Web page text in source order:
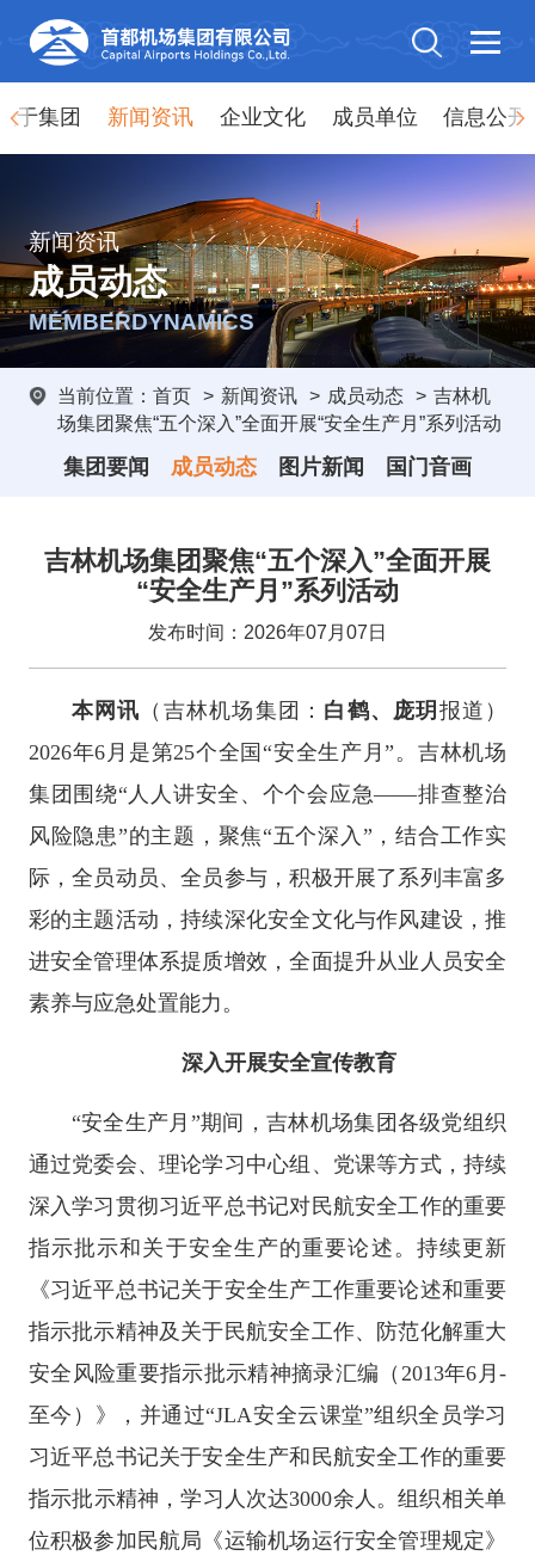
于集团 新闻资讯 企业文化 成员单位 信息公开
新闻资讯
成员动态
MEMBERDYNAMICS
当前位置： 首页 > 新闻资讯 > 成员动态 > 吉林机
场集团聚焦“五个深入”全面开展“安全生产月”系列活动
集团要闻 成员动态 图片新闻 国门音画
吉林机场集团聚焦“五个深入”全面开展
“安全生产月”系列活动
发布时间：2026年07月07日
本网讯 （吉林机场集团： 白鹤、庞玥 报道）
2026年6月是第25个全国“安全生产月”。吉林机场
集团围绕“人人讲安全、个个会应急——排查整治
风险隐患”的主题，聚焦“五个深入”，结合工作实
际，全员动员、全员参与，积极开展了系列丰富多
彩的主题活动，持续深化安全文化与作风建设，推
进安全管理体系提质增效，全面提升从业人员安全
素养与应急处置能力。
深入开展安全宣传教育
“安全生产月”期间，吉林机场集团各级党组织
通过党委会、理论学习中心组、党课等方式，持续
深入学习贯彻习近平总书记对民航安全工作的重要
指示批示和关于安全生产的重要论述。持续更新
《习近平总书记关于安全生产工作重要论述和重要
指示批示精神及关于民航安全工作、防范化解重大
安全风险重要指示批示精神摘录汇编（2013年6月-
至今）》，并通过“JLA安全云课堂”组织全员学习
习近平总书记关于安全生产和民航安全工作的重要
指示批示精神，学习人次达3000余人。组织相关单
位积极参加民航局《运输机场运行安全管理规定》